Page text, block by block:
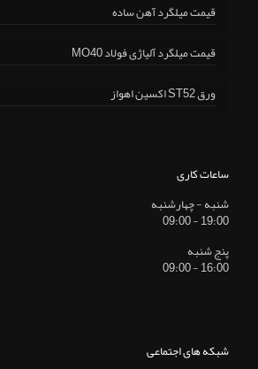
قیمت میلگرد آهن ساده
قیمت میلگرد آلیاژی فولاد MO40
ورق ST52 اکسین اهواز
ساعات کاری
شنبه - چهارشنبه
19:00 - 09:00
پنج شنبه
16:00 - 09:00
شبکه های اجتماعی